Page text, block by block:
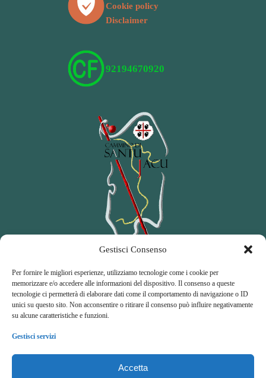
Gestisci Consenso
Per fornire le migliori esperienze, utilizziamo tecnologie come i cookie per
memorizzare e/o accedere alle informazioni del dispositivo. Il consenso a queste
tecnologie ci permetterà di elaborare dati come il comportamento di navigazione o ID
unici su questo sito. Non acconsentire o ritirare il consenso può influire negativamente
su alcune caratteristiche e funzioni.
Gestisci servizi
Accetta
Cookie policy
Disclaimer
92194670920
Amici del Cammino di Santu Jacu
Associazione di